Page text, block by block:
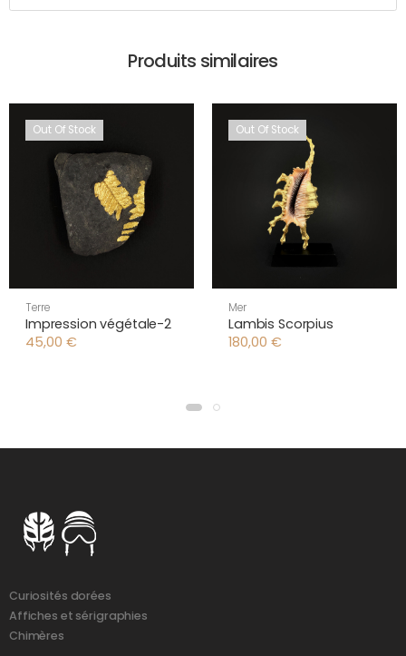
Produits similaires
Out Of Stock
Terre
Impression végétale-2
45,00 €
Out Of Stock
Mer
Lambis Scorpius
180,00 €
Curiosités dorées
Affiches et sérigraphies
Chimères